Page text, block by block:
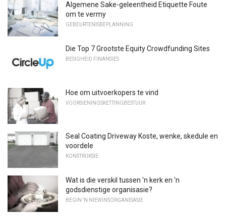
Algemene Sake-geleentheid Etiquette Foute
om te vermy
GEBEURTENISBEPLANNING
Die Top 7 Grootste Equity Crowdfunding Sites
BESIGHEID FINANSIES
Hoe om uitvoerkopers te vind
VOORSIENINGSKETTINGBESTUUR
Seal Coating Driveway Koste, wenke, skedule en
voordele
KONSTRUKSIE
Wat is die verskil tussen 'n kerk en 'n
godsdienstige organisasie?
BEGIN 'N NIEWINSORGANISASIE